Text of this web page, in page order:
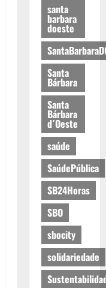
santa
barbara
doeste
Santa
Bárbara
Santa
Bárbara
d´Oeste
saúde
SaúdePública
SB24Horas
SBO
sbocity
solidariedade